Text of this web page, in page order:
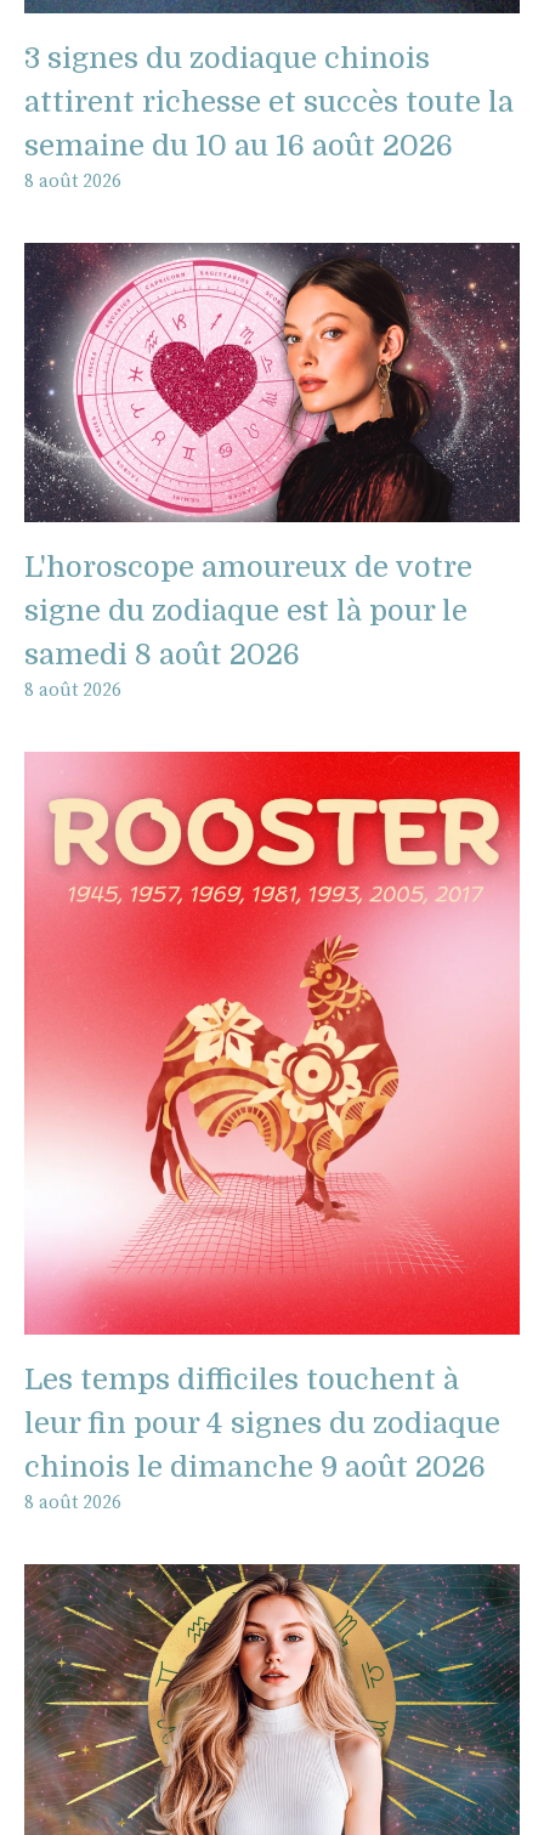
3 signes du zodiaque chinois
attirent richesse et succès toute la
semaine du 10 au 16 août 2026
8 août 2026
L'horoscope amoureux de votre
signe du zodiaque est là pour le
samedi 8 août 2026
8 août 2026
Les temps difficiles touchent à
leur fin pour 4 signes du zodiaque
chinois le dimanche 9 août 2026
8 août 2026